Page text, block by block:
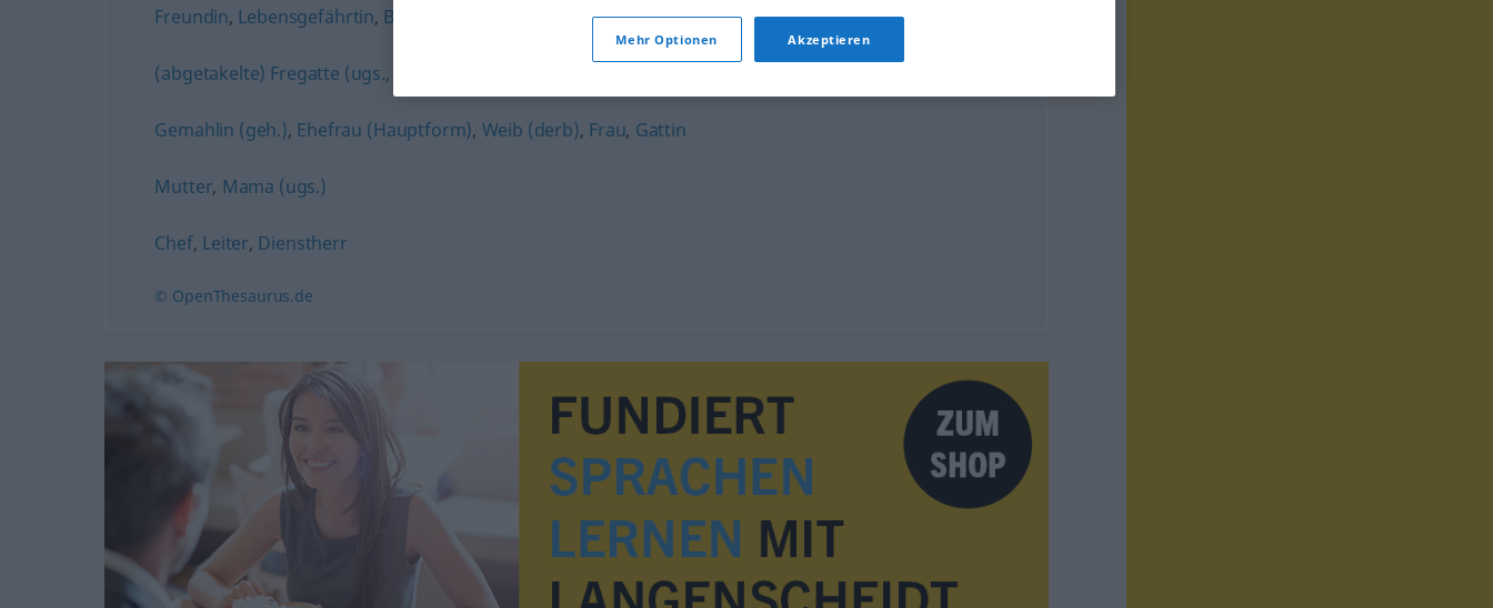
Freundin, Lebensgefährtin, Beziehung
(abgetakelte) Fregatte (ugs., abwertend, fig.)
Gemahlin (geh.), Ehefrau (Hauptform), Weib (derb), Frau, Gattin
Mutter, Mama (ugs.)
Chef, Leiter, Dienstherr
© OpenThesaurus.de
Mehr Optionen Akzeptieren